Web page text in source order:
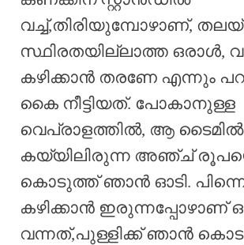
വച്ച്,തിരിയുമ്പോഴാണ്,
സ്ഥിരതയില്ലാത്ത ഒരാൾ,
കഴിക്കാൻ തരണേ എന്നും
കൈ നീട്ടിയത്. പോകാനുള്ള
വെപ്രാളത്തിൽ, ആ ടൈമിൽ
കയ്യിലിരുന്ന അഞ്ച്
കൊടുത്ത് ഞാൻ ഓടി. പിന്നെ
കഴിക്കാൻ ഇരുന്നപ്പോഴാണ്
വന്നത്,പുള്ളിക്ക് ഞാൻ